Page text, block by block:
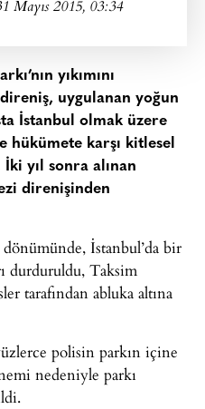
Mayıs 2015, 03:34
yıkımını
uygulanan yoğun
İstanbul olmak üzere
hükümete karşı kitlesel
yıl sonra alınan
direnişinden
İstanbul’da bir
durduruldu, Taksim
tarafından abluka altına
polisin parkın içine
nedeniyle parkı